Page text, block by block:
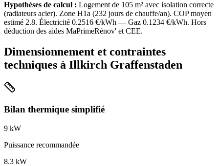
Hypothèses de calcul : Logement de 105 m² avec isolation correcte
(radiateurs acier). Zone H1a (232 jours de chauffe/an). COP moyen
estimé 2.8. Électricité 0.2516 €/kWh — Gaz 0.1234 €/kWh. Hors
déduction des aides MaPrimeRénov' et CEE.
Dimensionnement et contraintes
techniques à Illkirch Graffenstaden
Bilan thermique simplifié
9 kW
Puissance recommandée
8.3 kW